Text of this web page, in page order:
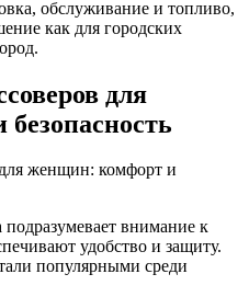
обслуживание и топливо,
как для городских
для
внимание к
удобство и защиту.
популярными среди